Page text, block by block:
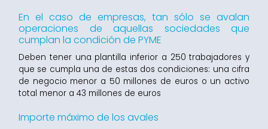
En el caso de empresas, tan sólo se avalan
operaciones de aquellas sociedades que
cumplan la condición de PYME
Deben tener una plantilla inferior a 250 trabajadores y
que se cumpla una de estas dos condiciones: una cifra
de negocio menor a 50 millones de euros o un activo
total menor a 43 millones de euros
Importe máximo de los avales